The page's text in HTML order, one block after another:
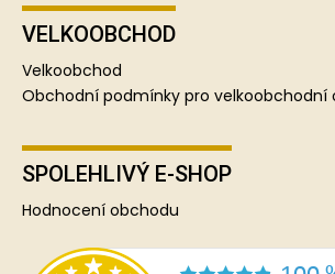
VELKOOBCHOD
Velkoobchod
Obchodní podmínky pro velkoobchodní
SPOLEHLIVÝ E-SHOP
Hodnocení obchodu